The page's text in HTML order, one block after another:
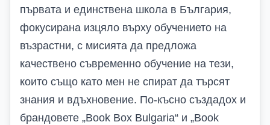
първата и единствена школа в България,
фокусирана изцяло върху обучението на
възрастни, с мисията да предложа
качествено съвременно обучение на тези,
които също като мен не спират да търсят
знания и вдъхновение. По-късно създадох и
брандовете „Book Box Bulgaria“ и „Book